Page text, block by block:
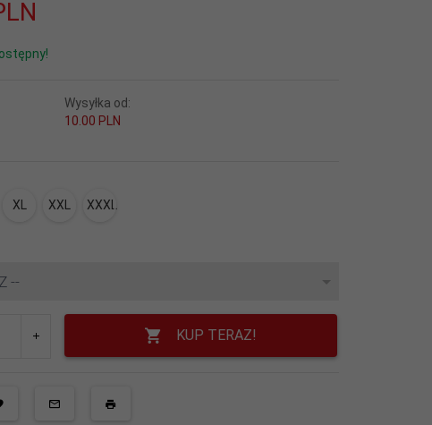
Wysyłka od:
10.00 PLN
XL XXL XXXL
--
KUP TERAZ!